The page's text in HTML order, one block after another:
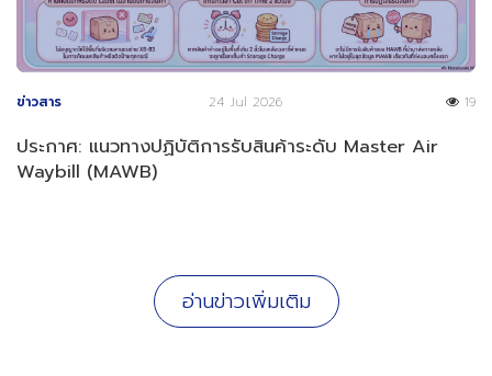
ข่าวสาร 24 Jul 2026 19
ประกาศ: แนวทางปฏิบัติการรับสินค้าระดับ Master Air
Waybill (MAWB)
อ่านข่าวเพิ่มเติม